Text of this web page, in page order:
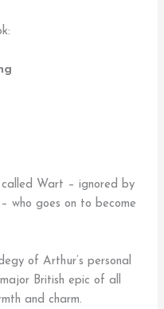
called Wart – ignored by
who goes on to become
of Arthur’s personal
British epic of all
and charm.